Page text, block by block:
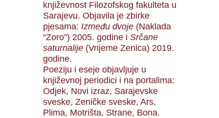
književnost Filozofskog fakulteta u
Sarajevu. Objavila je zbirke
pjesama: Između dvoje(Naklada
“Zoro”) 2005. godine i Srčane
saturnalije(Vrijeme Zenica) 2019.
godine.
Poeziju i eseje objavljuje u
književnoj periodici i na portalima:
Odjek, Novi izraz, Sarajevske
sveske, Zeničke sveske, Ars,
Plima, Motrišta, Strane, Bona.